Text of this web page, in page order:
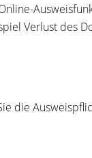
Verlust des
die